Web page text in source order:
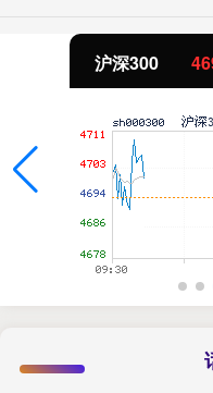
沪深300